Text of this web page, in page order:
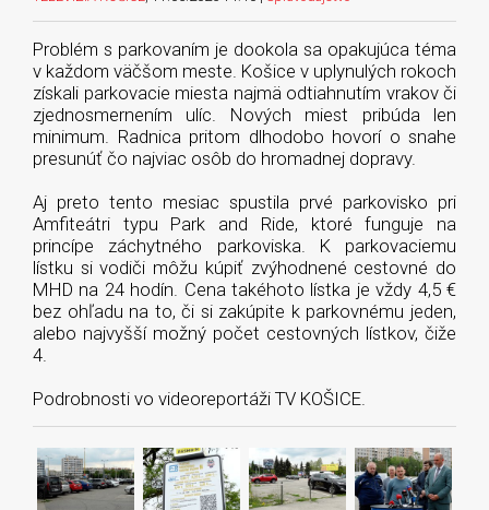
Problém s parkovaním je dookola sa opakujúca téma
v každom väčšom meste. Košice v uplynulých rokoch
získali parkovacie miesta najmä odtiahnutím vrakov či
zjednosmernením ulíc. Nových miest pribúda len
minimum. Radnica pritom dlhodobo hovorí o snahe
presunúť čo najviac osôb do hromadnej dopravy.
Aj preto tento mesiac spustila prvé parkovisko pri
Amfiteátri typu Park and Ride, ktoré funguje na
princípe záchytného parkoviska. K parkovaciemu
lístku si vodiči môžu kúpiť zvýhodnené cestovné do
MHD na 24 hodín. Cena takéhoto lístka je vždy 4,5 €
bez ohľadu na to, či si zakúpite k parkovnému jeden,
alebo najvyšší možný počet cestovných lístkov, čiže
4.
Podrobnosti vo videoreportáži TV KOŠICE.